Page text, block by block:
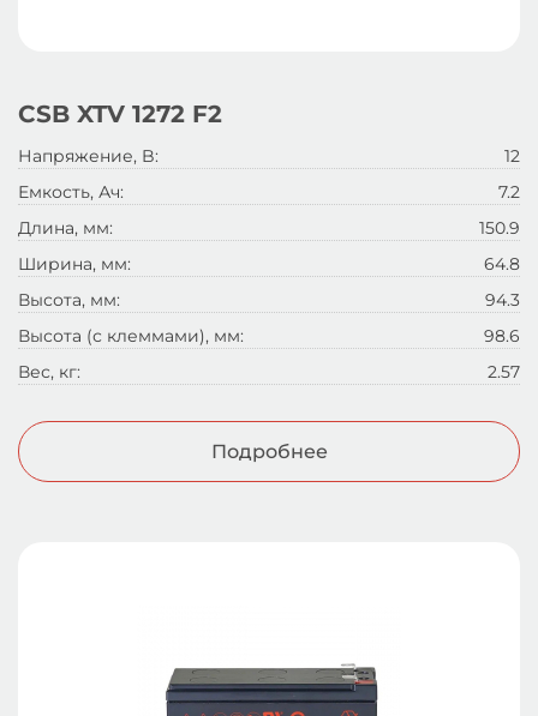
CSB XTV 1272 F2
Напряжение, B:
12
Емкость, Ач:
7.2
Длина, мм:
150.9
Ширина, мм:
64.8
Высота, мм:
94.3
Высота (с клеммами), мм:
98.6
Вес, кг:
2.57
Подробнее